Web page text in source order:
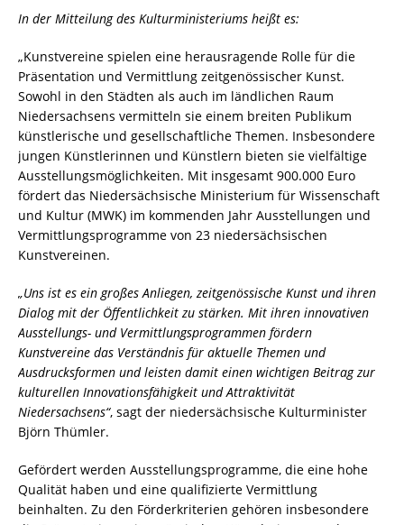
In der Mitteilung des Kulturministeriums heißt es:
„Kunstvereine spielen eine herausragende Rolle für die
Präsentation und Vermittlung zeitgenössischer Kunst.
Sowohl in den Städten als auch im ländlichen Raum
Niedersachsens vermitteln sie einem breiten Publikum
künstlerische und gesellschaftliche Themen. Insbesondere
jungen Künstlerinnen und Künstlern bieten sie vielfältige
Ausstellungsmöglichkeiten. Mit insgesamt 900.000 Euro
fördert das Niedersächsische Ministerium für Wissenschaft
und Kultur (MWK) im kommenden Jahr Ausstellungen und
Vermittlungsprogramme von 23 niedersächsischen
Kunstvereinen.
„Uns ist es ein großes Anliegen, zeitgenössische Kunst und ihren
Dialog mit der Öffentlichkeit zu stärken. Mit ihren innovativen
Ausstellungs- und Vermittlungsprogrammen fördern
Kunstvereine das Verständnis für aktuelle Themen und
Ausdrucksformen und leisten damit einen wichtigen Beitrag zur
kulturellen Innovationsfähigkeit und Attraktivität
Niedersachsens“, sagt der niedersächsische Kulturminister
Björn Thümler.
Gefördert werden Ausstellungsprogramme, die eine hohe
Qualität haben und eine qualifizierte Vermittlung
beinhalten. Zu den Förderkriterien gehören insbesondere